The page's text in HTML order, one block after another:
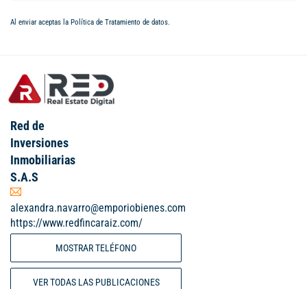
Al enviar aceptas la Política de Tratamiento de datos.
Red de
Inversiones
Inmobiliarias
S.A.S
alexandra.navarro@emporiobienes.com
https://www.redfincaraiz.com/
MOSTRAR TELÉFONO
VER TODAS LAS PUBLICACIONES